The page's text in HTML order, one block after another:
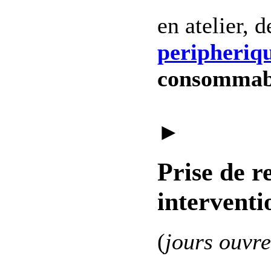
en atelier,
►
Prise de
(jours